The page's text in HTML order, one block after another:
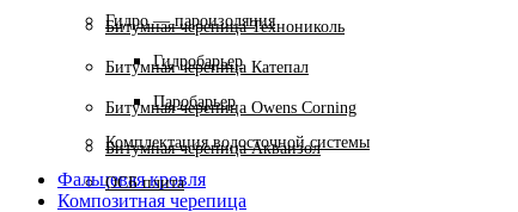
Гидро — пароизоляция
Гидробарьер
Паробарьер
Комплектация водосточной системы
ОСБ плита
Битумная черепица Технониколь
Битумная черепица Катепал
Битумная черепица Owens Corning
Битумная черепица Акваизол
Фальцевая кровля
Композитная черепица